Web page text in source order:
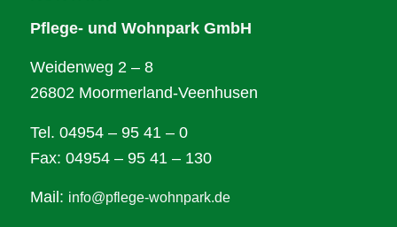
Pflege- und Wohnpark GmbH
Weidenweg 2 – 8
26802 Moormerland-Veenhusen
Tel. 04954 – 95 41 – 0
Fax: 04954 – 95 41 – 130
Mail: info@pflege-wohnpark.de